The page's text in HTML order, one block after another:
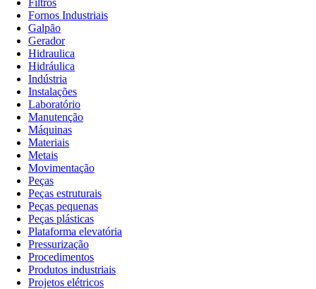
Filtros
Fornos Industriais
Galpão
Gerador
Hidraulica
Hidráulica
Indústria
Instalações
Laboratório
Manutenção
Máquinas
Materiais
Metais
Movimentação
Peças
Peças estruturais
Peças pequenas
Peças plásticas
Plataforma elevatória
Pressurização
Procedimentos
Produtos industriais
Projetos elétricos